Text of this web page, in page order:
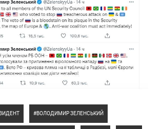
ВОЛОДИМИР ЗЕЛЕНСЬКИЙ